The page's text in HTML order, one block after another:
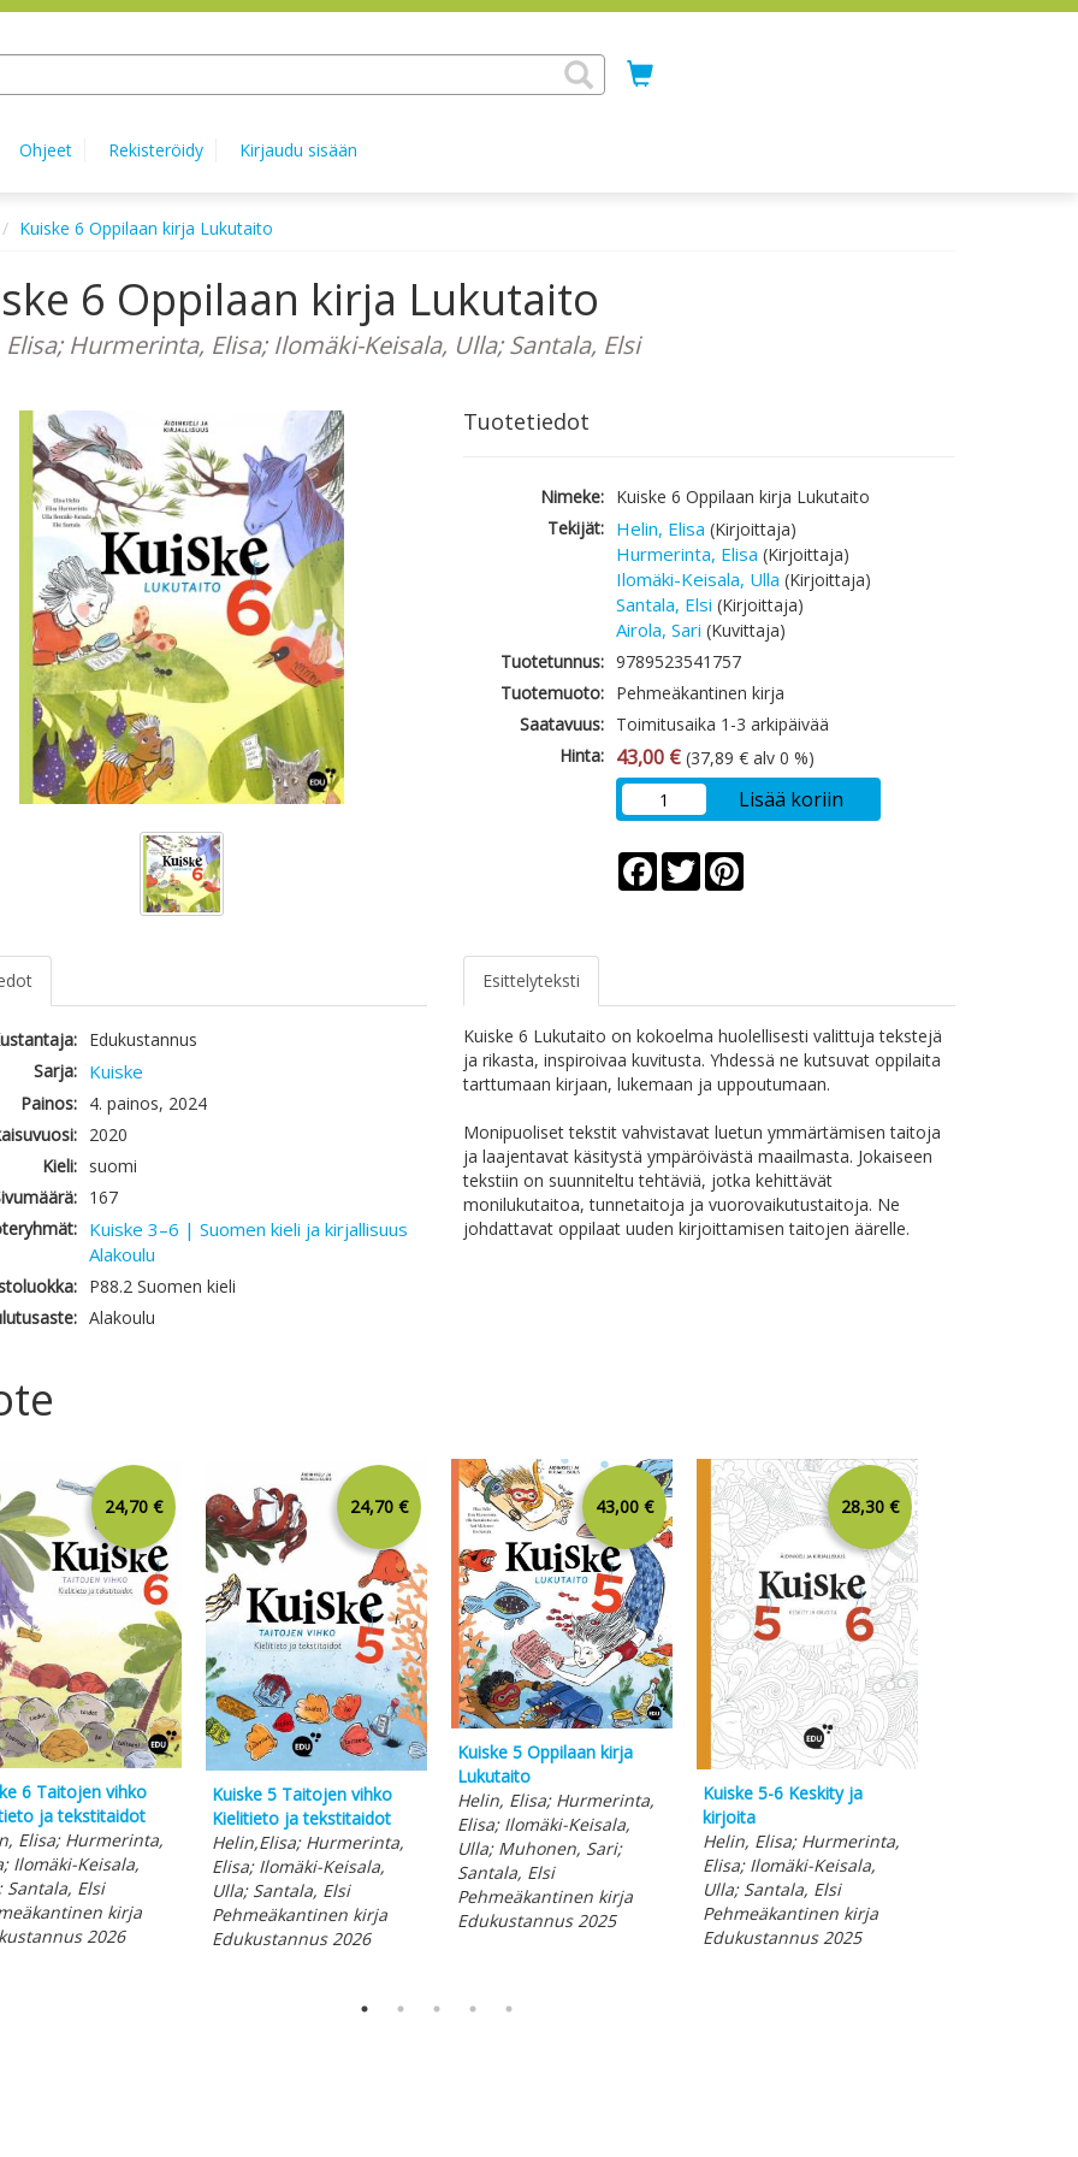
Ohjeet Rekisteröidy Kirjaudu sisään
Kuiske 6 Oppilaan kirja Lukutaito
6 Oppilaan kirja Lukutaito
Elisa; Hurmerinta, Elisa; Ilomäki-Keisala, Ulla; Santala, Elsi
Tuotetiedot
Nimeke: Kuiske 6 Oppilaan kirja Lukutaito
Tekijät: Helin, Elisa (Kirjoittaja)
Hurmerinta, Elisa (Kirjoittaja)
Ilomäki-Keisala, Ulla (Kirjoittaja)
Santala, Elsi (Kirjoittaja)
Airola, Sari (Kuvittaja)
Tuotetunnus: 9789523541757
Tuotemuoto: Pehmeäkantinen kirja
Saatavuus: Toimitusaika 1-3 arkipäivää
Hinta: 43,00 € (37,89 € alv 0 %)
Lisää koriin
Facebook
Twitter
Edukustannus
Sarja:
Kuiske
Painos:
4. painos, 2024
2020
Kieli:
suomi
167
Kuiske 3–6 | Suomen kieli ja kirjallisuus
Alakoulu
P88.2 Suomen kieli
Alakoulu
Esittelyteksti
Kuiske 6 Lukutaito on kokoelma huolellisesti valittuja tekstejä
ja rikasta, inspiroivaa kuvitusta. Yhdessä ne kutsuvat oppilaita
tarttumaan kirjaan, lukemaan ja uppoutumaan.
Monipuoliset tekstit vahvistavat luetun ymmärtämisen taitoja
ja laajentavat käsitystä ympäröivästä maailmasta. Jokaiseen
tekstiin on suunniteltu tehtäviä, jotka kehittävät
monilukutaitoa, tunnetaitoja ja vuorovaikutustaitoja. Ne
johdattavat oppilaat uuden kirjoittamisen taitojen äärelle.
24,70 €
6 Taitojen vihko
ja tekstitaidot
Elisa; Hurmerinta,
Ilomäki-Keisala,
Santala, Elsi
kirja
2026
24,70 €
Kuiske 5 Taitojen vihko
Kielitieto ja tekstitaidot
Helin,Elisa; Hurmerinta,
Elisa; Ilomäki-Keisala,
Ulla; Santala, Elsi
Pehmeäkantinen kirja
Edukustannus 2026
43,00 €
Kuiske 5 Oppilaan kirja
Lukutaito
Helin, Elisa; Hurmerinta,
Elisa; Ilomäki-Keisala,
Ulla; Muhonen, Sari;
Santala, Elsi
Pehmeäkantinen kirja
Edukustannus 2025
28,30 €
Kuiske 5-6 Keskity ja
kirjoita
Helin, Elisa; Hurmerinta,
Elisa; Ilomäki-Keisala,
Ulla; Santala, Elsi
Pehmeäkantinen kirja
Edukustannus 2025